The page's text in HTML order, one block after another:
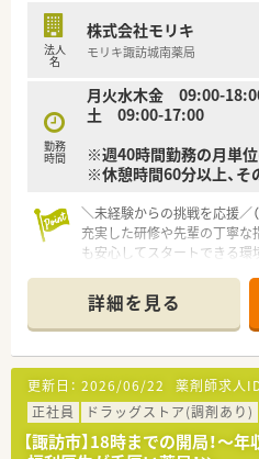
法人
名
株式会社モリキ
モリキ諏訪城南薬局
勤務
時間
月火水木金 09:00-
土 09:00-17:00
※週40時間勤務の月単
※休憩時間60分以上、そ
＼未経験からの挑戦を応援／
充実した研修や先輩の丁寧な
も安心してスタートできる環
【店舗情報と応需状況について】
■上諏訪駅から車で7分ほど
め日々の通勤も非常に快適な
■近隣のクリニックから、外
を1日に約20枚から30枚ほど
■調剤事務によるピッキング
は本来の服薬指導や監査業務
【想定される業務内容】
詳細を見る
更新日： 2026/06/22 薬剤師求人ID
正社員
ドラッグストア(調剤あり)
【諏訪市】18時までの開局！～